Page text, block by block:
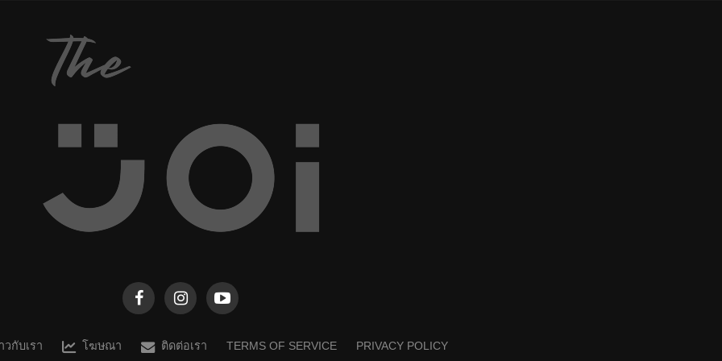
วกับเรา โฆษณา ติดต่อเรา TERMS OF SERVICE PRIVACY POLICY